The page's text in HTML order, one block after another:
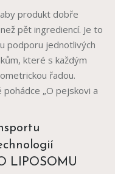
produkt dobře
pět ingrediencí. Je to
podporu jednotlivých
které s každým
řadou.
„O pejskovi a
LIPOSOMU